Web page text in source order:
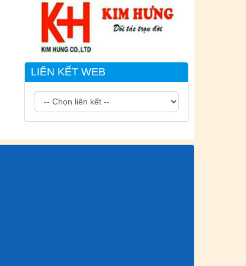
LIÊN KẾT WEB